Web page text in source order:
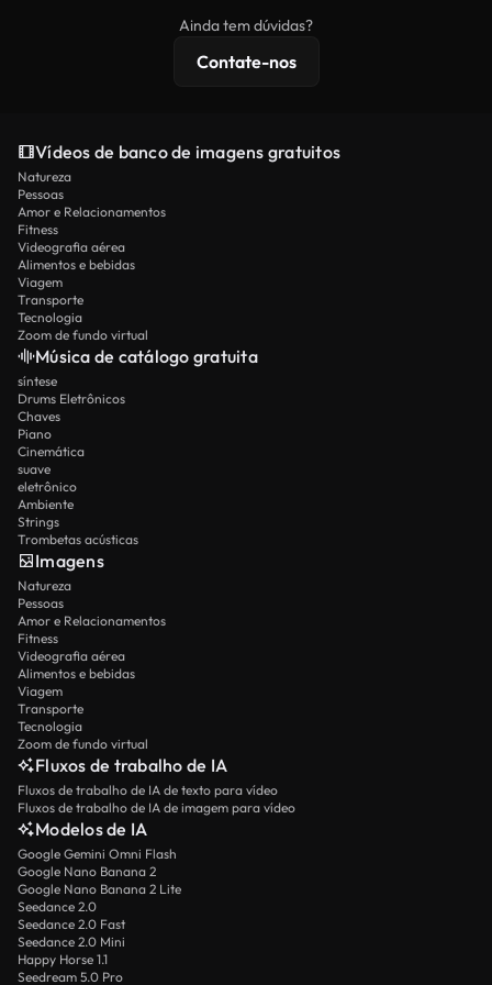
licenciamento estendidas.
Ainda tem dúvidas?
Contate-nos
Vídeos de banco de imagens gratuitos
Natureza
Pessoas
Amor e Relacionamentos
Fitness
Videografia aérea
Alimentos e bebidas
Viagem
Transporte
Tecnologia
Zoom de fundo virtual
Música de catálogo gratuita
síntese
Drums Eletrônicos
Chaves
Piano
Cinemática
suave
eletrônico
Ambiente
Strings
Trombetas acústicas
Imagens
Natureza
Pessoas
Amor e Relacionamentos
Fitness
Videografia aérea
Alimentos e bebidas
Viagem
Transporte
Tecnologia
Zoom de fundo virtual
Fluxos de trabalho de IA
Fluxos de trabalho de IA de texto para vídeo
Fluxos de trabalho de IA de imagem para vídeo
Modelos de IA
Google Gemini Omni Flash
Google Nano Banana 2
Google Nano Banana 2 Lite
Seedance 2.0
Seedance 2.0 Fast
Seedance 2.0 Mini
Happy Horse 1.1
Seedream 5.0 Pro